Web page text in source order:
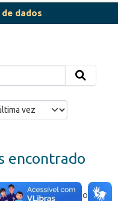
dados
encontrado
IED
Formatos: